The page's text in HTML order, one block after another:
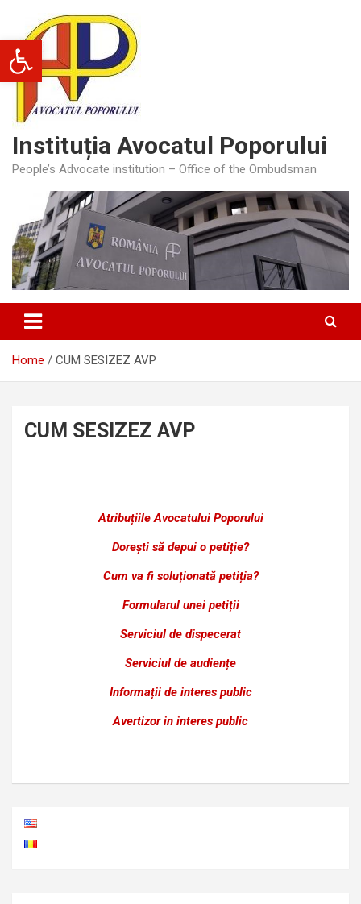
Deschide bara de unelte
content
Instituția Avocatul Poporului
People’s Advocate institution – Office of the Ombudsman
Home CUM SESIZEZ AVP
CUM SESIZEZ AVP
Atribuțiile Avocatului Poporului
Dorești să depui o petiție?
Cum va fi soluționată petiția?
Formularul unei petiții
Serviciul de dispecerat
Serviciul de audiențe
Informații de interes public
Avertizor in interes public